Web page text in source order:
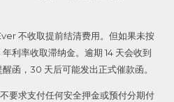
不收取提前结清费用。但如果未按
利率收取滞纳金。逾期 14 天会收到
函，30 天后可能发出正式催款函。
要求支付任何安全押金或预付分期付